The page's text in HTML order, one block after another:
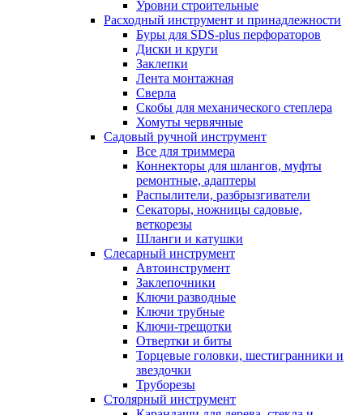
Уровни строительные
Расходный инструмент и принадлежности
Буры для SDS-plus перфораторов
Диски и круги
Заклепки
Лента монтажная
Сверла
Скобы для механического степлера
Хомуты червячные
Садовый ручной инструмент
Все для триммера
Коннекторы для шлангов, муфты
ремонтные, адаптеры
Распылители, разбрызгиватели
Секаторы, ножницы садовые,
веткорезы
Шланги и катушки
Слесарный инструмент
Автоинструмент
Заклепочники
Ключи разводные
Ключи трубные
Ключи-трещотки
Отвертки и биты
Торцевые головки, шестигранники и
звездочки
Труборезы
Столярный инструмент